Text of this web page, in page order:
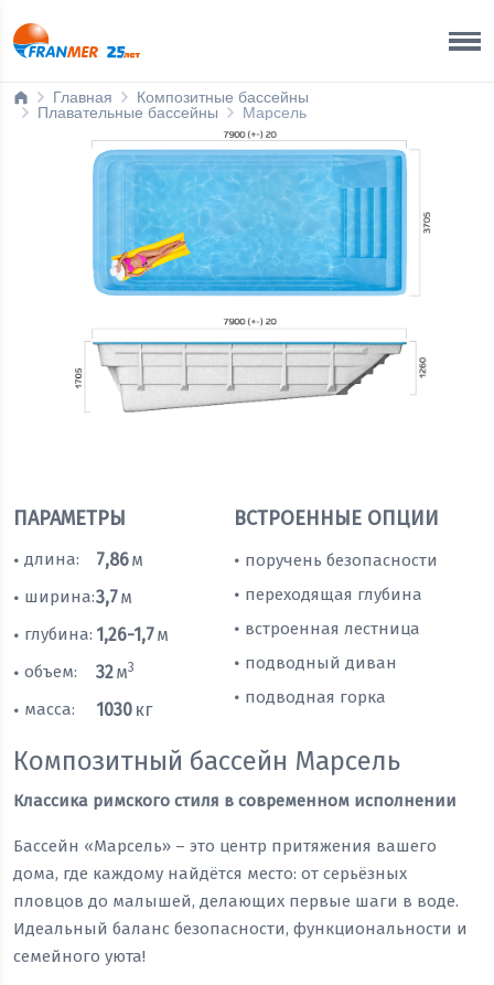
Главная
Композитные бассейны
Плавательные бассейны
Марсель
ПАРАМЕТРЫ
• длина: 7,86м
• ширина:3,7м
• глубина: 1,26-1,7м
• объем: 32м3
• масса: 1030 кг
ВСТРОЕННЫЕ ОПЦИИ
• поручень безопасности
• переходящая глубина
• встроенная лестница
• подводный диван
• подводная горка
Композитный бассейн Марсель
Классика римского стиля в современном исполнении
Бассейн «Марсель» – это центр притяжения вашего
дома, где каждому найдётся место: от серьёзных
пловцов до малышей, делающих первые шаги в воде.
Идеальный баланс безопасности, функциональности и
семейного уюта!